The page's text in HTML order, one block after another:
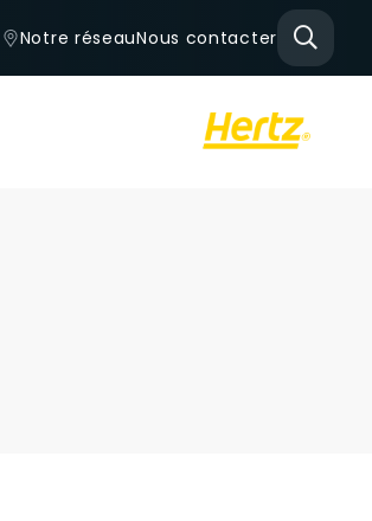
Notre réseauNous contacter